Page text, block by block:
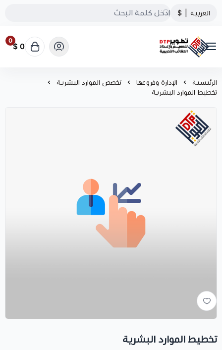
العربية $
تطوير الحقائب التدريبية
0
0 $
الرئيسية الإدارة وفروعها
تخصص الموارد البشرية
تخطيط الموارد البشرية
تخطيط الموارد البشرية